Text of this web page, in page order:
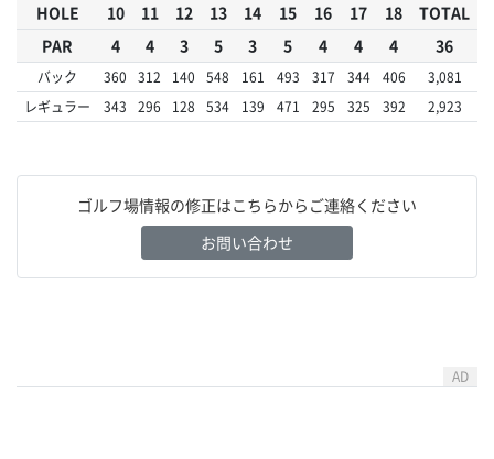
HOLE 10 11 12 13 14 15 16 17 18
TOTAL
PAR
4 4 3 5 3 5 4 4 4 36
バック 360 312 140 548 161 493 317 344 406
3,081
レギュラー
343 296 128 534 139 471 295 325 392 2,923
ゴルフ場情報の修正はこちらからご連絡ください
お問い合わせ
AD